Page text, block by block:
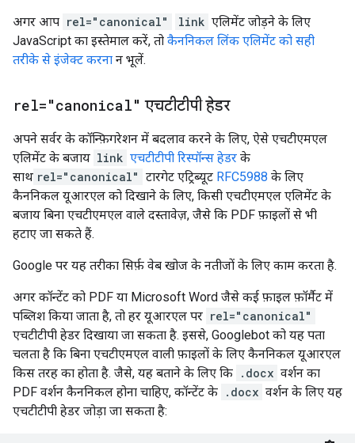
अगर आप rel="canonical" link एलिमेंट जोड़ने के लिए
JavaScript का इस्तेमाल करें, तो कैननिकल लिंक एलिमेंट को सही
तरीके से इंजेक्ट करना न भूलें.
rel="canonical" एचटीटीपी हेडर
अपने सर्वर के कॉन्फ़िगरेशन में बदलाव करने के लिए, ऐसे एचटीएमएल
एलिमेंट के बजाय link एचटीटीपी रिस्पॉन्स हेडर के
साथ rel="canonical" टारगेट एट्रिब्यूट RFC5988 के लिए
कैननिकल यूआरएल को दिखाने के लिए, किसी एचटीएमएल एलिमेंट के
बजाय बिना एचटीएमएल वाले दस्तावेज़, जैसे कि PDF फ़ाइलों से भी
हटाए जा सकते हैं.
Google पर यह तरीका सिर्फ़ वेब खोज के नतीजों के लिए काम करता है.
अगर कॉन्टेंट को PDF या Microsoft Word जैसे कई फ़ाइल फ़ॉर्मैट में
पब्लिश किया जाता है, तो हर यूआरएल पर rel="canonical"
एचटीटीपी हेडर दिखाया जा सकता है. इससे, Googlebot को यह पता
चलता है कि बिना एचटीएमएल वाली फ़ाइलों के लिए कैननिकल यूआरएल
किस तरह का होता है. जैसे, यह बताने के लिए कि .docx वर्शन का
PDF वर्शन कैननिकल होना चाहिए, कॉन्टेंट के .docx वर्शन के लिए यह
एचटीटीपी हेडर जोड़ा जा सकता है: